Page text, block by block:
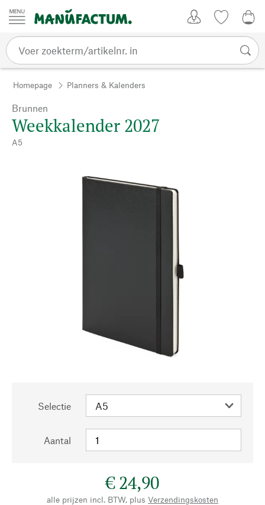
Passer au contenu
Homepage Planners & Kalenders
Brunnen
Weekkalender 2027
A5
Selectie
Aantal
€ 24,90
alle prijzen incl. BTW, plus Verzendingskosten